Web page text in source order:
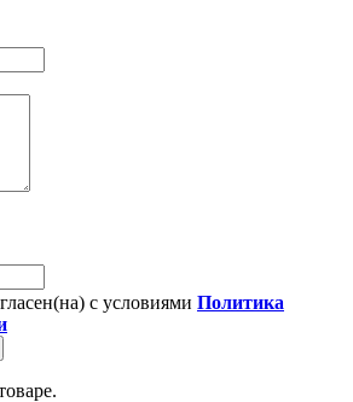
с условиями Политика